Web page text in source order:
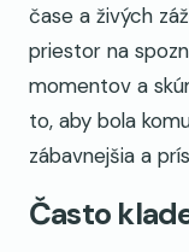
čase a živých
priestor na
momentov a
to, aby bola
zábavnejšia a
Často